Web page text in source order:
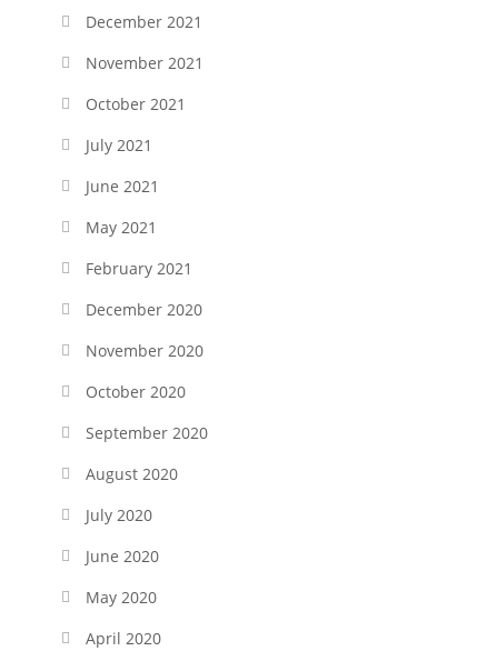
December 2021
November 2021
October 2021
July 2021
June 2021
May 2021
February 2021
December 2020
November 2020
October 2020
September 2020
August 2020
July 2020
June 2020
May 2020
April 2020